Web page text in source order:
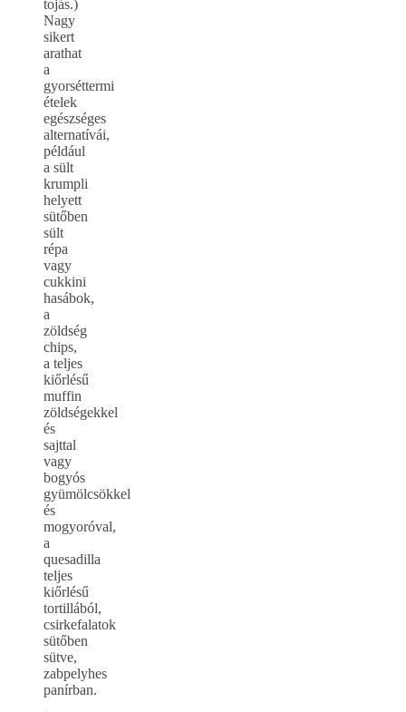
tojás.)
Nagy
sikert
arathat
a
gyorséttermi
ételek
egészséges
alternatívái,
például
a sült
krumpli
helyett
sütőben
sült
répa
vagy
cukkini
hasábok,
a
zöldség
chips,
a teljes
kiőrlésű
muffin
zöldségekkel
és
sajttal
vagy
bogyós
gyümölcsökkel
és
mogyoróval,
a
quesadilla
teljes
kiőrlésű
tortillából,
csirkefalatok
sütőben
sütve,
zabpelyhes
panírban.